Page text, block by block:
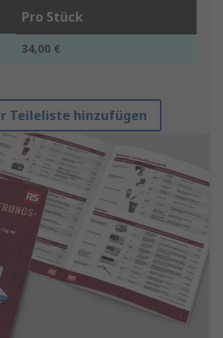
Pro Stück
34,00 €
Teileliste hinzufügen